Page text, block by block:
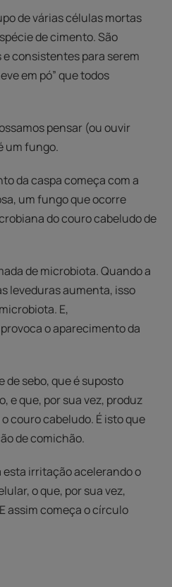
de várias células mortas
de cimento. São
consistentes para serem
em pó” que todos
pensar (ou ouvir
um fungo.
da caspa começa com a
um fungo que ocorre
do couro cabeludo de
de microbiota. Quando a
leveduras aumenta, isso
E,
o aparecimento da
de sebo, que é suposto
e que, por sua vez, produz
couro cabeludo. É isto que
de comichão.
esta irritação acelerando o
o que, por sua vez,
assim começa o círculo